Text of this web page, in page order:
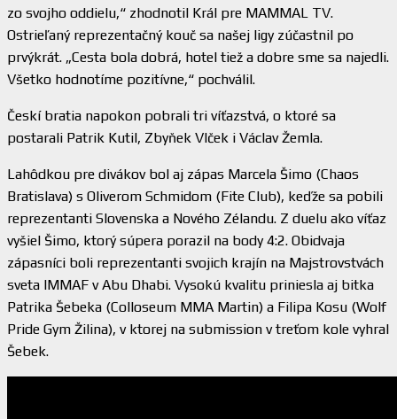
zo svojho oddielu,“ zhodnotil Král pre MAMMAL TV.
Ostrieľaný reprezentačný kouč sa našej ligy zúčastnil po
prvýkrát. „Cesta bola dobrá, hotel tiež a dobre sme sa najedli.
Všetko hodnotíme pozitívne,“ pochválil.
Českí bratia napokon pobrali tri víťazstvá, o ktoré sa
postarali Patrik Kutil, Zbyňek Vlček i Václav Žemla.
Lahôdkou pre divákov bol aj zápas Marcela Šimo (Chaos
Bratislava) s Oliverom Schmidom (Fite Club), keďže sa pobili
reprezentanti Slovenska a Nového Zélandu. Z duelu ako víťaz
vyšiel Šimo, ktorý súpera porazil na body 4:2. Obidvaja
zápasníci boli reprezentanti svojich krajín na Majstrovstvách
sveta IMMAF v Abu Dhabi. Vysokú kvalitu priniesla aj bitka
Patrika Šebeka (Colloseum MMA Martin) a Filipa Kosu (Wolf
Pride Gym Žilina), v ktorej na submission v treťom kole vyhral
Šebek.